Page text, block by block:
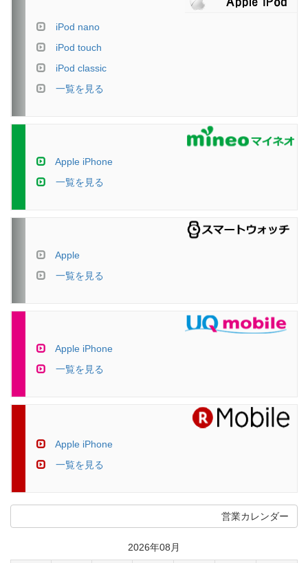
iPod nano
iPod touch
iPod classic
一覧を見る
Apple iPhone
一覧を見る
Apple
一覧を見る
Apple iPhone
一覧を見る
Apple iPhone
一覧を見る
営業カレンダー
2026年08月